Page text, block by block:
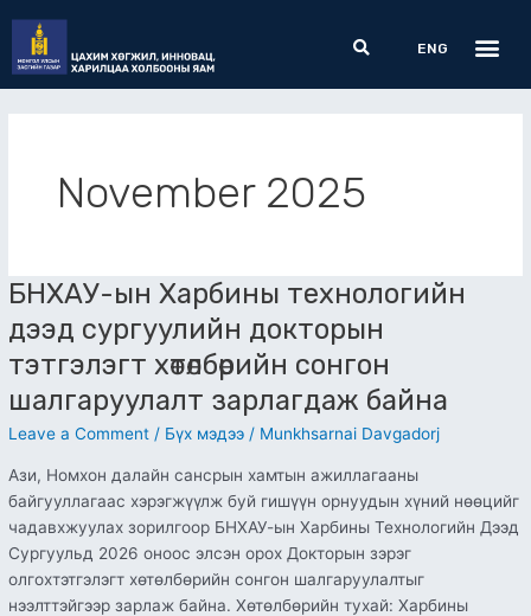
content
Search
ENG
November 2025
БНХАУ-ын Харбины технологийн
дээд сургуулийн докторын
тэтгэлэгт хөтөлбөрийн сонгон
шалгаруулалт зарлагдаж байна
Leave a Comment / Бүх мэдээ / Munkhsarnai Davgadorj
Ази, Номхон далайн сансрын хамтын ажиллагааны
байгууллагаас хэрэгжүүлж буй гишүүн орнуудын хүний нөөцийг
чадавхжуулах зорилгоор БНХАУ-ын Харбины Технологийн Дээд
Сургуульд 2026 оноос элсэн орох Докторын зэрэг
олгохтэтгэлэгт хөтөлбөрийн сонгон шалгаруулалтыг
нээлттэйгээр зарлаж байна. Хөтөлбөрийн тухай: Харбины
БНХАУ-
Харбины
технологийн
дээд
сургуулийн
докторын
тэтгэлэгт
хөтөлбөрийн
сонгон
шалгаруулалт
зарлагдаж
байна